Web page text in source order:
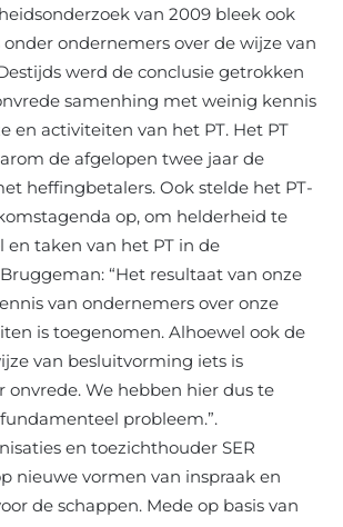
van 2009 bleek ook
ondernemers over de wijze van
werd de conclusie getrokken
samenhing met weinig kennis
en activiteiten van het PT. Het PT
de afgelopen twee jaar de
heffingbetalers. Ook stelde het PT-
op, om helderheid te
en taken van het PT in de
“Het resultaat van onze
van ondernemers over onze
is toegenomen. Alhoewel ook de
van besluitvorming iets is
onvrede. We hebben hier dus te
probleem.”.
en toezichthouder SER
nieuwe vormen van inspraak en
de schappen. Mede op basis van